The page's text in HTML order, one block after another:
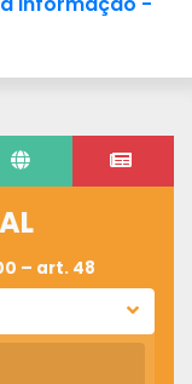
– art. 48